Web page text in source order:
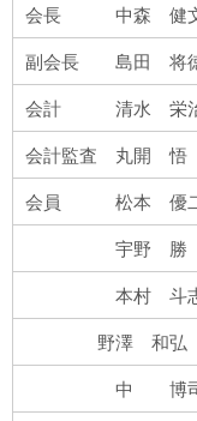
会長 中森 健
副会長 島田 将
会計 清水 栄
会計監査 丸開
会員 松本 優二
宇野 勝 （
本村 斗志雄
野澤 和弘 （
中 博司 中